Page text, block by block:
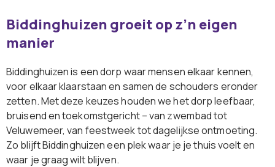
Biddinghuizen groeit op z’n eigen
manier
Biddinghuizen is een dorp waar mensen elkaar kennen,
voor elkaar klaarstaan en samen de schouders eronder
zetten. Met deze keuzes houden we het dorp leefbaar,
bruisend en toekomstgericht – van zwembad tot
Veluwemeer, van feestweek tot dagelijkse ontmoeting.
Zo blijft Biddinghuizen een plek waar je je thuis voelt en
waar je graag wilt blijven.